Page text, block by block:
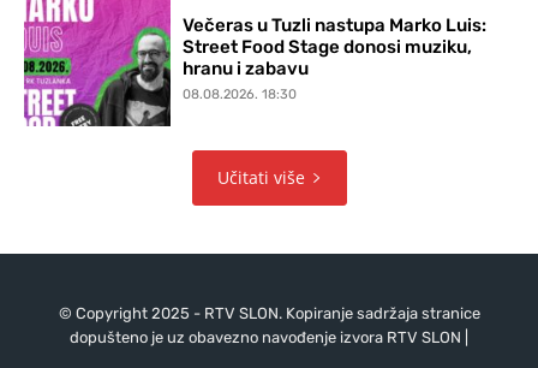
Večeras u Tuzli nastupa Marko Luis:
Street Food Stage donosi muziku,
hranu i zabavu
08.08.2026. 18:30
Učitati više
© Copyright 2025 - RTV SLON. Kopiranje sadržaja stranice
dopušteno je uz obavezno navođenje izvora RTV SLON |